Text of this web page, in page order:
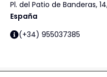
Pl. del Patio de Banderas,
España
(+34) 955037385